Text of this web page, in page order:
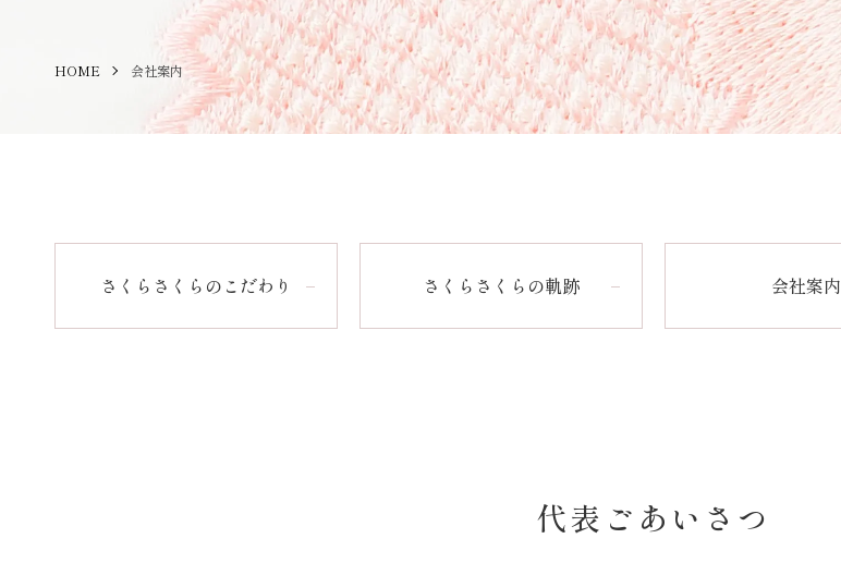
HOME 会社案内
さくらさくらのこだわり さくらさくらの軌跡 会社案内
代表ごあいさつ